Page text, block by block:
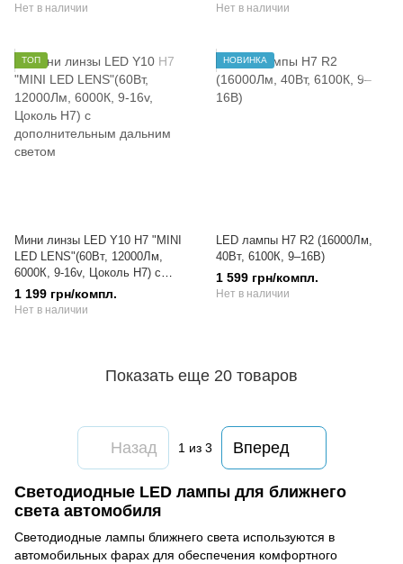
Нет в наличии
Нет в наличии
ТОП
Мини линзы LED Y10 H7 "MINI
LED LENS"(60Вт, 12000Лм,
6000К, 9-16v, Цоколь H7) с
дополнительным дальним
светом
1 199 грн/компл.
Нет в наличии
НОВИНКА
LED лампы H7 R2 (16000Лм,
40Вт, 6100К, 9–16В)
1 599 грн/компл.
Нет в наличии
Показать еще 20 товаров
Назад 1 из 3 Вперед
Светодиодные LED лампы для ближнего
света автомобиля
Светодиодные лампы ближнего света используются в
автомобильных фарах для обеспечения комфортного